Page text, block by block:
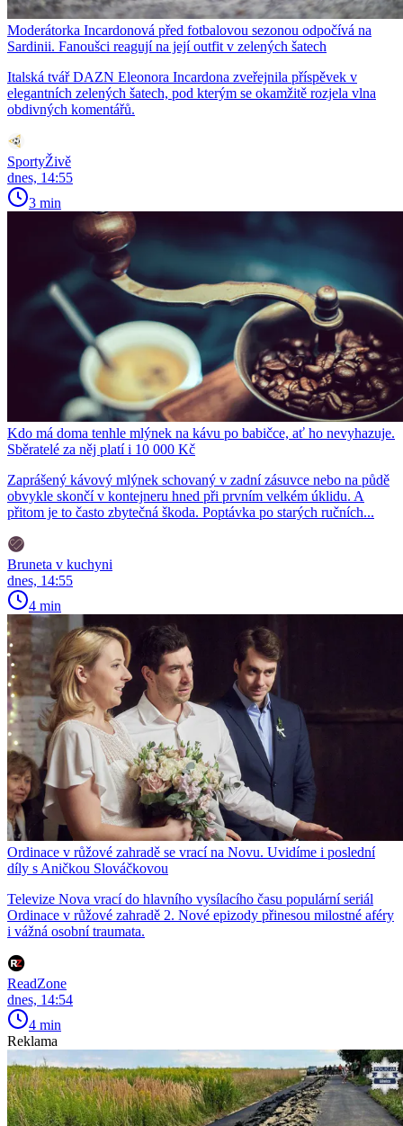
Moderátorka Incardonová před fotbalovou sezonou odpočívá na
Sardinii. Fanoušci reagují na její outfit v zelených šatech
Italská tvář DAZN Eleonora Incardona zveřejnila příspěvek v
elegantních zelených šatech, pod kterým se okamžitě rozjela vlna
obdivných komentářů.
SportyŽivě
dnes, 14:55
3 min
Kdo má doma tenhle mlýnek na kávu po babičce, ať ho nevyhazuje.
Sběratelé za něj platí i 10 000 Kč
Zaprášený kávový mlýnek schovaný v zadní zásuvce nebo na půdě
obvykle skončí v kontejneru hned při prvním velkém úklidu. A
přitom je to často zbytečná škoda. Poptávka po starých ručních...
Bruneta v kuchyni
dnes, 14:55
4 min
Ordinace v růžové zahradě se vrací na Novu. Uvidíme i poslední
díly s Aničkou Slováčkovou
Televize Nova vrací do hlavního vysílacího času populární seriál
Ordinace v růžové zahradě 2. Nové epizody přinesou milostné aféry
i vážná osobní traumata.
ReadZone
dnes, 14:54
4 min
Reklama